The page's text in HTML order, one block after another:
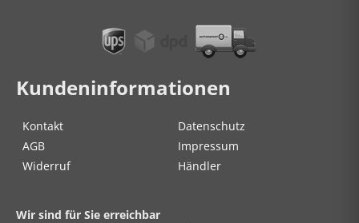
Kundeninformationen
Kontakt
Datenschutz
AGB
Impressum
Widerruf
Händler
Wir sind für Sie erreichbar